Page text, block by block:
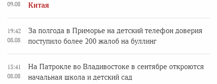
09.08
Китая
19:42
08.08
За полгода в Приморье на детский телефон доверия
поступило более 200 жалоб на буллинг
13:41
08.08
На Патрокле во Владивостоке в сентябре откроются
начальная школа и детский сад